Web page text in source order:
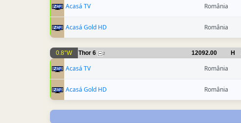
Acasá TV
România
Acasá Gold HD România
0.8°W Thor 6 2 12092.00 H
Acasá TV România
Acasá Gold HD România